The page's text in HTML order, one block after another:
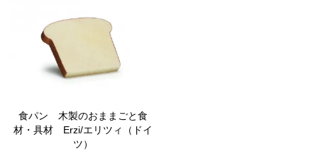
食パン 木製のおままごと食
材・具材 Erzi/エリツィ（ドイ
ツ）